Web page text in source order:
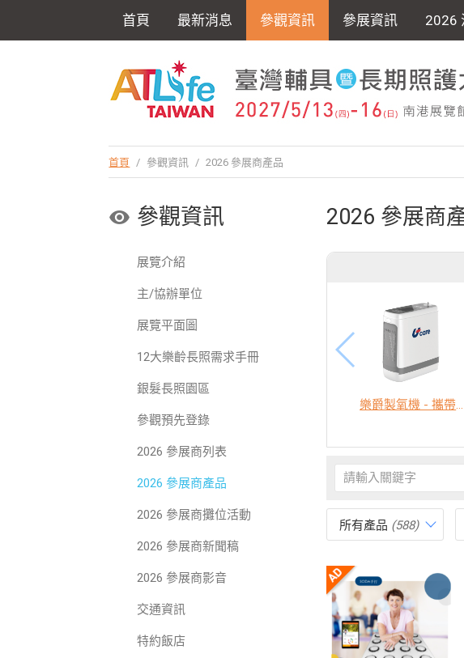
首頁 最新消息 參觀資訊 參展資訊 2026
首頁 / 參觀資訊 / 2026 參展商產品
參觀資訊
展覽介紹
主/協辦單位
展覽平面圖
12大樂齡長照需求手冊
銀髮長照園區
參觀預先登錄
2026 參展商列表
2026 參展商產品
2026 參展商攤位活動
2026 參展商新聞稿
2026 參展商影音
交通資訊
特約飯店
2026 參展商
樂爵製氧機 - 攜帶型
所有產品 (588)